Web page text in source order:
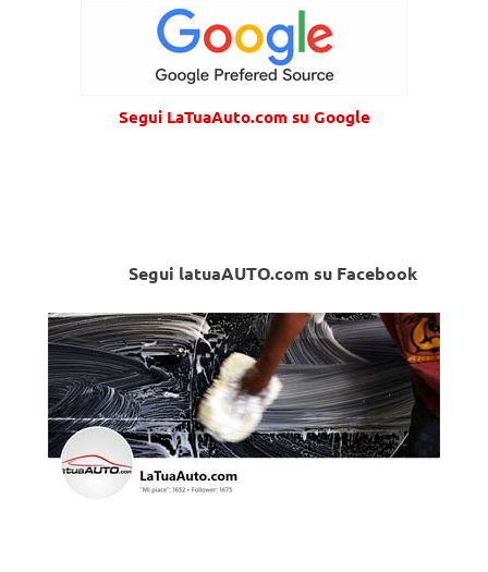
Segui LaTuaAuto.com su Google
Segui latuaAUTO.com su Facebook